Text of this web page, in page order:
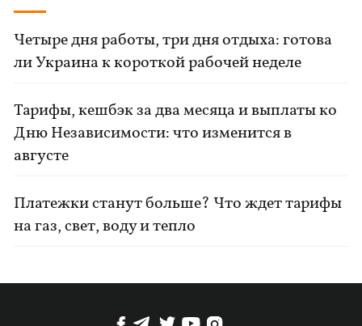
Четыре дня работы, три дня отдыха: готова
ли Украина к короткой рабочей неделе
Тарифы, кешбэк за два месяца и выплаты ко
Дню Независимости: что изменится в
августе
Платежки станут больше? Что ждет тарифы
на газ, свет, воду и тепло